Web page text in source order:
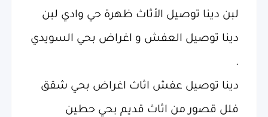
لبن دينا توصيل الأثاث ظهرة حي وادي لبن
دينا توصيل العفش و اغراض بحي السويدي
.
دينا توصيل عفش اثاث اغراض بحي شقق
فلل قصور من اثاث قديم بحي حطين